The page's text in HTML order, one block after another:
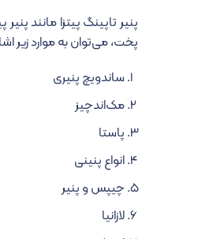
پنیر تاپینگ پیتزا مانند
پخت، می‌توان به موارد زیر
ساندویچ پنیری
مک‌اندچیز
پاستا
انواع پنینی
چیپس و پنیر
لازانیا